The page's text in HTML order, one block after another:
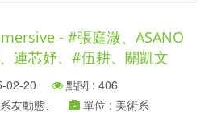
- #張庭溦、ASANO
連芯妤、#伍耕、關凱文
02-20
點閱 : 406
友動態、
單位 : 美術系